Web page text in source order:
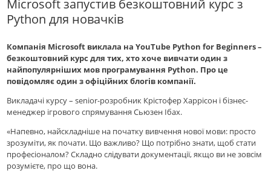
Microsoft запустив безкоштовний курс з
Python для новачків
Компанія Microsoft виклала на YouTube Python for Beginners –
безкоштовний курс для тих, хто хоче вивчати один з
найпопулярніших мов програмування Python. Про це
повідомляє один з офіційних блогів компанії.
Викладачі курсу – senior-розробник Крістофер Харрісон і бізнес-
менеджер ігрового спрямування Сьюзен Ібах.
«Напевно, найскладніше на початку вивчення нової мови: просто
зрозуміти, як почати. Що важливо? Що потрібно знати, щоб стати
професіоналом? Складно слідувати документації, якщо ви не зовсім
розумієте, про що вона.